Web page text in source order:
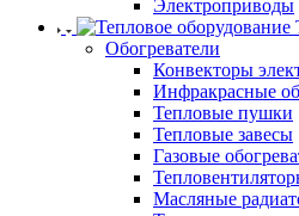
Электроприводы
Обогреватели
Конвекторы
Инфракрасные
Тепловые пушки
Тепловые завесы
Газовые
Масляные